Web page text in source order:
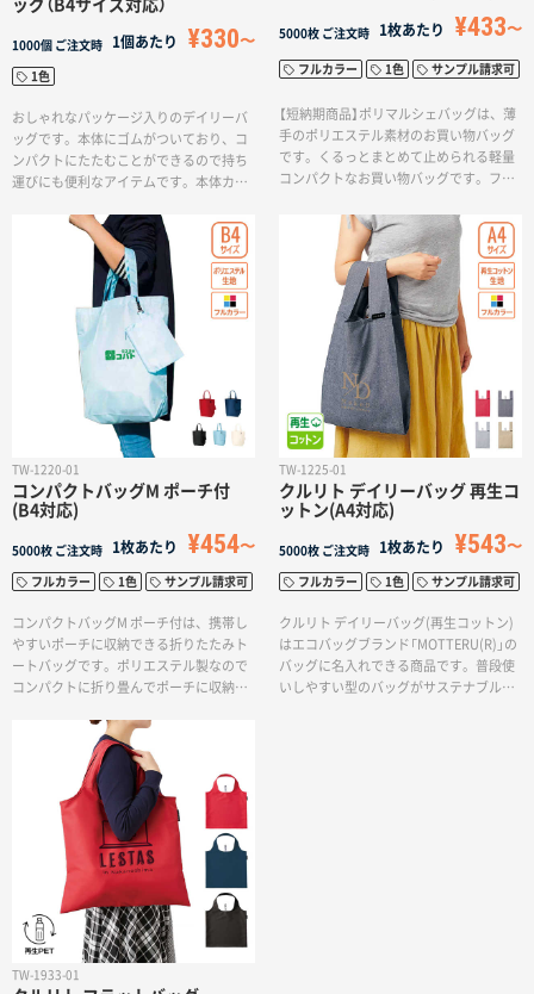
ッグ（B4サイズ対応）
1000個 ご注文時 1個あたり ¥330
1色
おしゃれなパッケージ入りのデイリーバ
ッグです。本体にゴムがついており、コ
ンパクトにたたむことができるので持ち
運びにも便利なアイテムです。本体カラ
5000枚 ご注文時 1枚あたり ¥433
フルカラー 1色 サンプル請求可
【短納期商品】ポリマルシェバッグは、薄
手のポリエステル素材のお買い物バッグ
です。くるっとまとめて止められる軽量
コンパクトなお買い物バッグです。フル
リジナルノベルティにおすすめです。デ
ザインの確定から約2週間でお届けいたし
TW-1220-01
コンパクトバッグM ポーチ付
(B4対応)
5000枚 ご注文時 1枚あたり ¥454
フルカラー 1色 サンプル請求可
コンパクトバッグM ポーチ付は、携帯し
やすいポーチに収納できる折りたたみト
ートバッグです。ポリエステル製なので
コンパクトに折り畳んでポーチに収納、
ことができます。本体色は5色から選べて
企業カラーに合わせたり、多色展開でオ
リジナルグッズを作成したりと用途が広
がります。
TW-1225-01
クルリト デイリーバッグ 再生コ
ットン(A4対応)
5000枚 ご注文時 1枚あたり ¥543
フルカラー 1色 サンプル請求可
クルリト デイリーバッグ(再生コットン)
はエコバッグブランド「MOTTERU(R)」の
バッグに名入れできる商品です。普段使
いしやすい型のバッグがサステナブルな
TW-1933-01